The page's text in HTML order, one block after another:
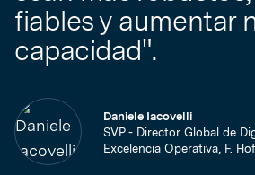
fiables y aumentar
capacidad".
Daniele Iacovelli
SVP - Director Global de
Excelencia Operativa, F.